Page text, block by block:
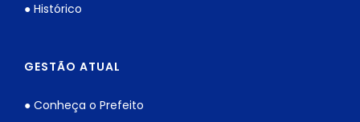
● Histórico
GESTÃO ATUAL
● Conheça o Prefeito